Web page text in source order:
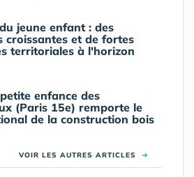
jeune enfant : des
croissantes et de fortes
territoriales à l'horizon
enfance des
(Paris 15e) remporte le
de la construction bois
VOIR LES AUTRES ARTICLES ➜